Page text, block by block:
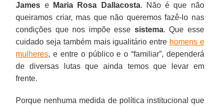
James e Maria Rosa Dallacosta. Não é que não
queiramos criar, mas que não queremos fazê-lo nas
condições que nos impõe esse sistema. Que esse
cuidado seja também mais igualitário entre homens e
mulheres, e entre o público e o “familiar”, dependerá
de diversas lutas que ainda temos que levar em
frente.
Porque nenhuma medida de política institucional que